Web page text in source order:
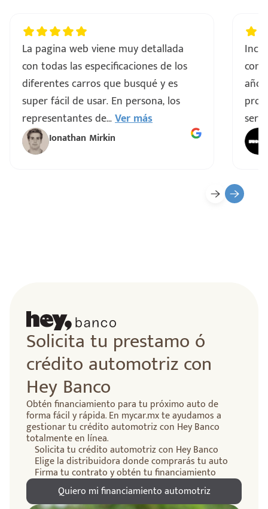
La pagina web viene muy detallada
con todas las especificaciones de los
diferentes carros que busqué y es
super fácil de usar. En persona, los
representantes de...Ver más
Ionathan Mirkin
Solicita tu prestamo ó
crédito automotriz con
Hey Banco
Obtén financiamiento para tu próximo auto de
forma fácil y rápida. En mycar.mx te ayudamos a
gestionar tu crédito automotriz con Hey Banco
totalmente en línea.
Solicita tu crédito automotriz con Hey Banco
Elige la distribuidora donde comprarás tu auto
Firma tu contrato y obtén tu financiamiento
Quiero mi financiamiento automotriz